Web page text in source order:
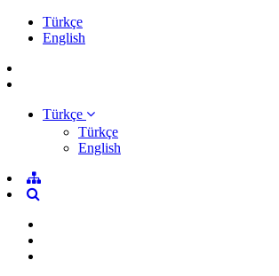
Türkçe
English
Türkçe
Türkçe
English